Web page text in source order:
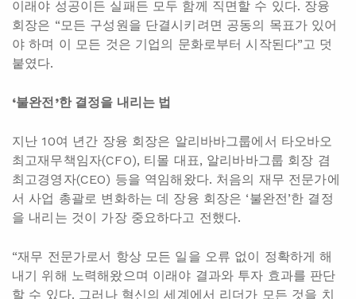
이래야 성공이든 실패든 모두 함께 직면할 수 있다. 장융
회장은 “모든 구성원을 단결시키려면 공동의 목표가 있어
야 하며 이 모든 것은 기업의 문화로부터 시작된다”고 덧
붙였다.
‘불완전’한 결정을 내리는 법
지난 10여 년간 장융 회장은 알리바바그룹에서 타오바오
최고재무책임자(CFO), 티몰 대표, 알리바바그룹 회장 겸
최고경영자(CEO) 등을 역임해왔다. 처음의 재무 전문가에
서 사업 총괄로 변화하는 데 장융 회장은 ‘불완전’한 결정
을 내리는 것이 가장 중요하다고 전했다.
“재무 전문가로서 항상 모든 일을 오류 없이 정확하게 해
내기 위해 노력해왔으며 이래야 결과와 투자 효과를 판단
할 수 있다. 그러나 혁신의 세계에서 리더가 모든 것을 치